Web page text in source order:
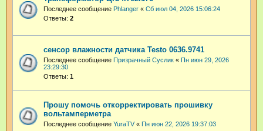
Последнее сообщение Phlanger « Сб июл 04, 2026 15:06:24
Ответы: 2
сенсор влажности датчика Testo 0636.9741
Последнее сообщение Призрачный Суслик « Пн июн 29, 2026
23:29:30
Ответы: 1
Прошу помочь откорректировать прошивку
вольтамперметра
Последнее сообщение YuraTV« Пн июн 22, 2026 19:37:03